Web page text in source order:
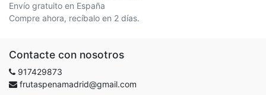
Envío gratuito en España
Compre ahora, recíbalo en 2 días.
Contacte con nosotros
917429873
frutaspenamadrid@gmail.com